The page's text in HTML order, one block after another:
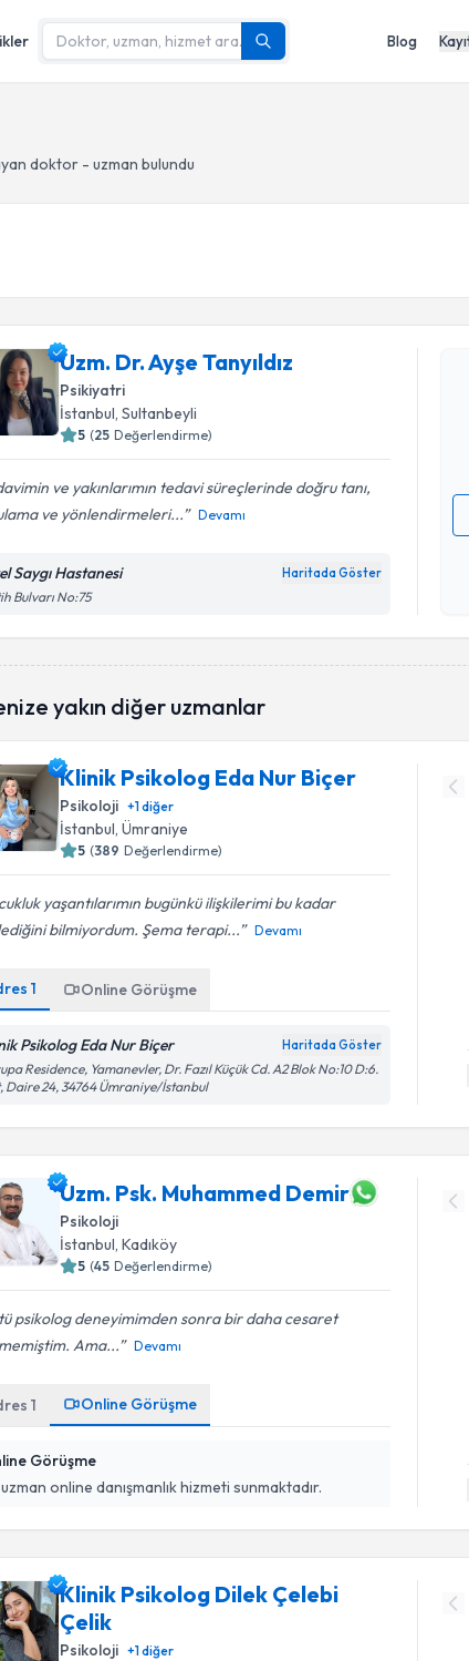
Blog
doktor - uzman bulundu
Uzm. Dr. Ayşe Tanyıldız
Psikiyatri
İstanbul, Sultanbeyli
5 (25 Değerlendirme)
ve yakınlarımın tedavi süreçlerinde doğru tanı,
ve yönlendirmeleri...
Devamı
Saygı Hastanesi Haritada Göster
Bulvarı No:75
Uzm.
yakın diğer uzmanlar
Klinik Psikolog Eda Nur Biçer
Psikoloji +1diğer
İstanbul, Ümraniye
5 (389 Değerlendirme)
yaşantılarımın bugünkü ilişkilerimi bu kadar
bilmiyordum. Şema terapi...
Devamı
1 Online Görüşme
Psikolog Eda Nur Biçer Haritada Göster
Residence, Yamanevler, Dr. Fazıl Küçük Cd. A2 Blok No:10 D:6.
Daire 24, 34764 Ümraniye/İstanbul
Uzm. Psk. Muhammed Demir
Psikoloji
İstanbul, Kadıköy
5 (45 Değerlendirme)
psikolog deneyimimden sonra bir daha cesaret
Ama...
Devamı
1 Online Görüşme
Görüşme
online danışmanlık hizmeti sunmaktadır.
Klinik Psikolog Dilek Çelebi
Çelik
Psikoloji +1diğer